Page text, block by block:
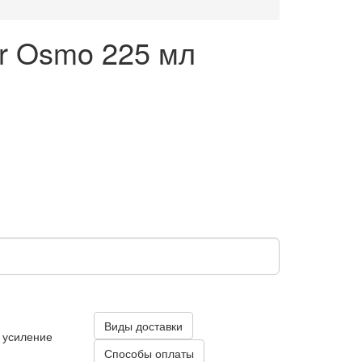
Osmo 225 мл
Виды доставки
Способы оплаты